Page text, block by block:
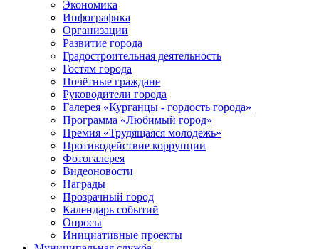
Экономика
Инфографика
Организации
Развитие города
Градостроительная деятельность
Гостям города
Почётные граждане
Руководители города
Галерея «Курганцы - гордость города»
Программа «Любимый город»
Премия «Трудящаяся молодежь»
Противодействие коррупции
Фотогалерея
Видеоновости
Награды
Прозрачный город
Календарь событий
Опросы
Инициативные проекты